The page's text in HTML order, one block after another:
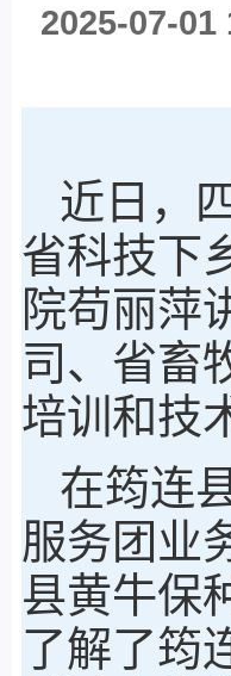
2025-07-01
近日，
省科技下
院苟丽萍
司、省畜
培训和技
在筠连
服务团业
县黄牛保
了解了筠